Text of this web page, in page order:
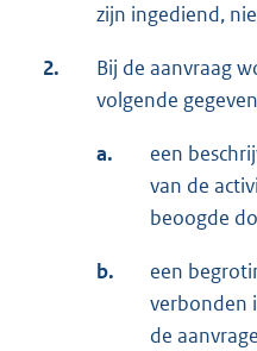
zijn ingediend,
2.
Bij de aanvraag
volgende
a.
een
van de
beoogde
b.
een
verbonden
de